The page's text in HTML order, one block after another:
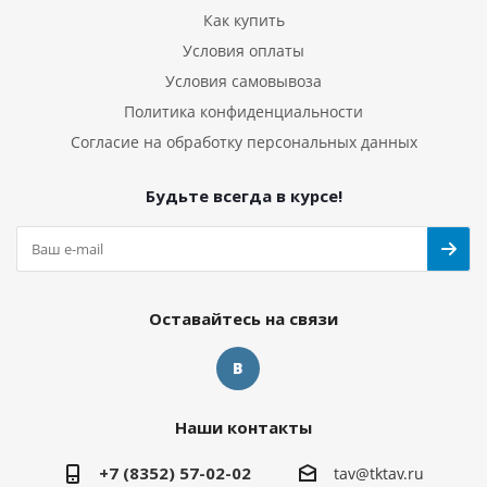
Как купить
Условия оплаты
Условия самовывоза
Политика конфиденциальности
Согласие на обработку персональных данных
Будьте всегда в курсе!
Оставайтесь на связи
Наши контакты
+7 (8352) 57-02-02 tav@tktav.ru